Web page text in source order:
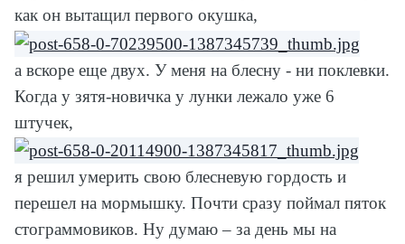
как он вытащил первого окушка,
а вскоре еще двух. У меня на блесну - ни поклевки.
Когда у зятя-новичка у лунки лежало уже 6
штучек,
я решил умерить свою блесневую гордость и
перешел на мормышку. Почти сразу поймал пяток
стограммовиков. Ну думаю – за день мы на